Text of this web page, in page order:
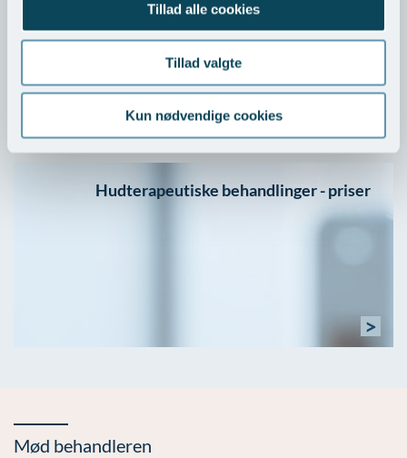
Tillad alle cookies
Tillad valgte
Kun nødvendige cookies
Med indhold af ingredienser som 4-butylresorcinol,
mandelsyre, fytinsyre, niacinamid, arbutin og glutathione
hjemmeplejerutine til solskadet og pigmenteret hud.
Læs mere om MELA linjen fra pHformula >
Hudterapeutiske behandlinger - priser
>
Mød behandleren